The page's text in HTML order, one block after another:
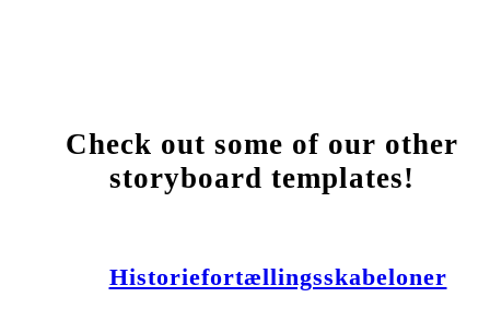
Check out some of our other
storyboard templates!
Historiefortællingsskabeloner